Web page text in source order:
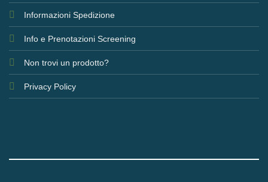
Informazioni Spedizione
Info e Prenotazioni Screening
Non trovi un prodotto?
Privacy Policy